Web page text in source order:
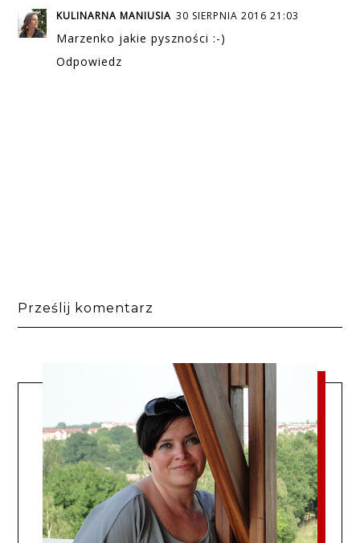
KULINARNA MANIUSIA 30 SIERPNIA 2016 21:03
Marzenko jakie pyszności :-)
Odpowiedz
Prześlij komentarz